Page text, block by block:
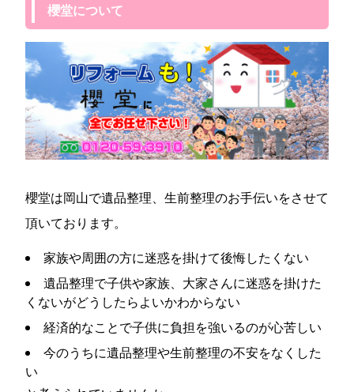
櫻堂について
櫻堂は岡山で遺品整理、生前整理のお手伝いをさせて
頂いております。
家族や周囲の方に迷惑を掛けて後悔したくない
遺品整理で子供や家族、大家さんに迷惑を掛けた
くないがどうしたらよいかわからない
経済的なことで子供に負担を強いるのが心苦しい
今のうちに遺品整理や生前整理の不安をなくした
い